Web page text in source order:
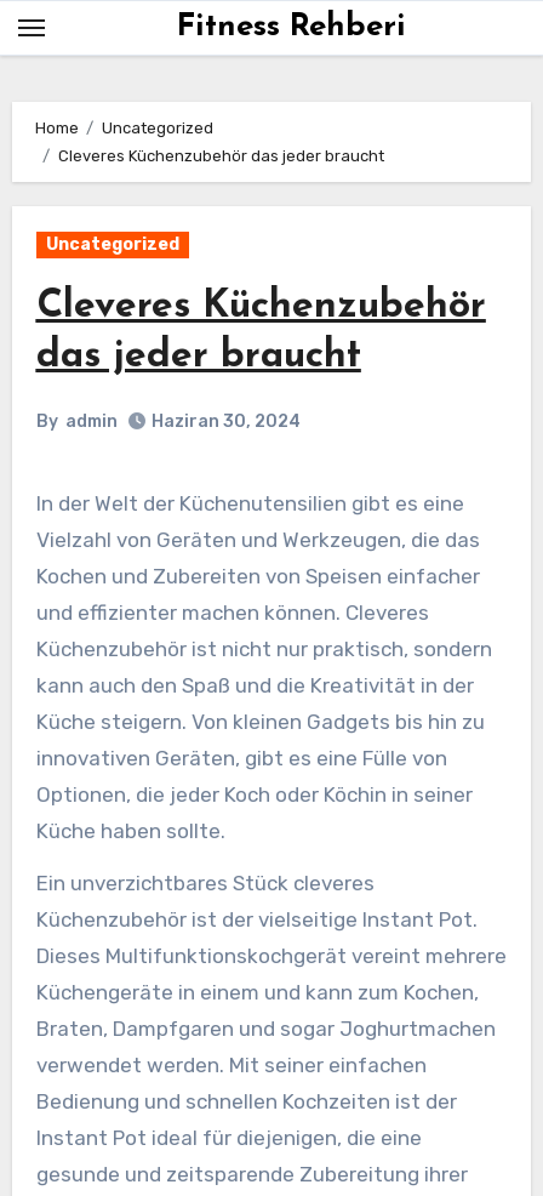
Skip
to
Fitness Rehberi
Home
Uncategorized
Cleveres Küchenzubehör das jeder braucht
Uncategorized
Cleveres Küchenzubehör
das jeder braucht
By admin Haziran 30, 2024
In der Welt der Küchenutensilien gibt es eine
Vielzahl von Geräten und Werkzeugen, die das
Kochen und Zubereiten von Speisen einfacher
und effizienter machen können. Cleveres
Küchenzubehör ist nicht nur praktisch, sondern
kann auch den Spaß und die Kreativität in der
Küche steigern. Von kleinen Gadgets bis hin zu
innovativen Geräten, gibt es eine Fülle von
Optionen, die jeder Koch oder Köchin in seiner
Küche haben sollte.
Ein unverzichtbares Stück cleveres
Küchenzubehör ist der vielseitige Instant Pot.
Dieses Multifunktionskochgerät vereint mehrere
Küchengeräte in einem und kann zum Kochen,
Braten, Dampfgaren und sogar Joghurtmachen
verwendet werden. Mit seiner einfachen
Bedienung und schnellen Kochzeiten ist der
Instant Pot ideal für diejenigen, die eine
gesunde und zeitsparende Zubereitung ihrer